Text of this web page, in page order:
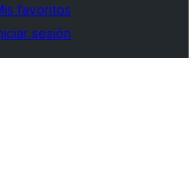
favoritos
sesión